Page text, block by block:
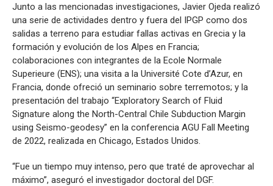
Junto a las mencionadas investigaciones, Javier Ojeda realizó
una serie de actividades dentro y fuera del IPGP como dos
salidas a terreno para estudiar fallas activas en Grecia y la
formación y evolución de los Alpes en Francia;
colaboraciones con integrantes de la Ecole Normale
Superieure (ENS); una visita a la Université Cote d’Azur, en
Francia, donde ofreció un seminario sobre terremotos; y la
presentación del trabajo “Exploratory Search of Fluid
Signature along the North-Central Chile Subduction Margin
using Seismo-geodesy” en la conferencia AGU Fall Meeting
de 2022, realizada en Chicago, Estados Unidos.
“Fue un tiempo muy intenso, pero que traté de aprovechar al
máximo”, aseguró el investigador doctoral del DGF.